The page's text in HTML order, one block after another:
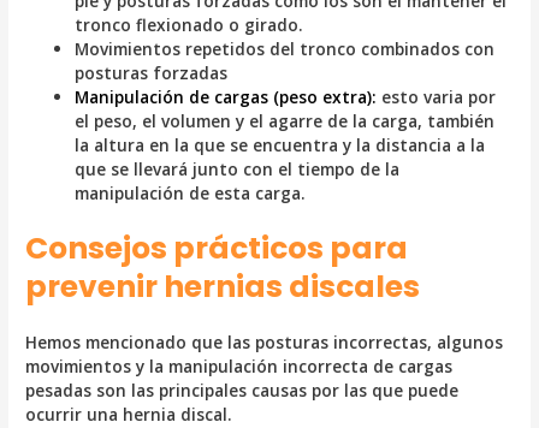
tronco flexionado o girado.
Movimientos repetidos del tronco combinados con
posturas forzadas
Manipulación de cargas (peso extra): esto varia por
el peso, el volumen y el agarre de la carga, también
la altura en la que se encuentra y la distancia a la
que se llevará junto con el tiempo de la
manipulación de esta carga.
Consejos prácticos para
prevenir hernias discales
Hemos mencionado que las posturas incorrectas, algunos
movimientos y la manipulación incorrecta de cargas
pesadas son las principales causas por las que puede
ocurrir una hernia discal.